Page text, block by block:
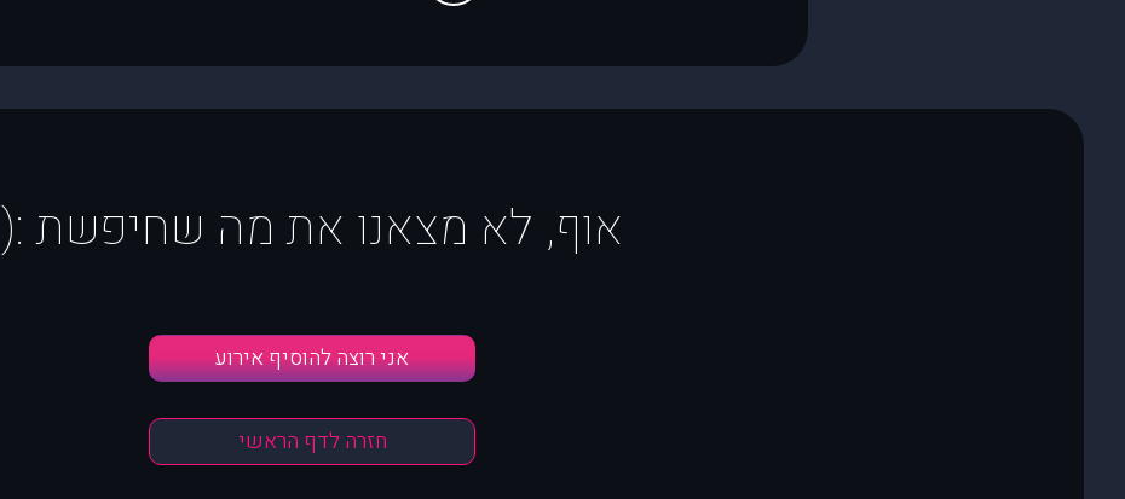
אוף, לא מצאנו את מה שחיפשת :(
אני רוצה להוסיף אירוע
חזרה לדף הראשי